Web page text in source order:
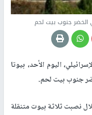
الخضر جنوب بيت لحم
اليوم الأحد، بيوتا
جنوب بيت لحم.
نصبت ثلاثة بيوت متنقلة